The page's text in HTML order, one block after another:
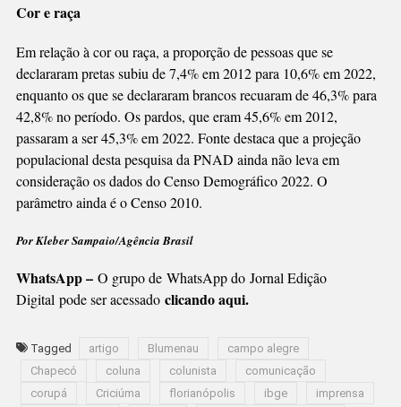
Cor e raça
Em relação à cor ou raça, a proporção de pessoas que se
declararam pretas subiu de 7,4% em 2012 para 10,6% em 2022,
enquanto os que se declararam brancos recuaram de 46,3% para
42,8% no período. Os pardos, que eram 45,6% em 2012,
passaram a ser 45,3% em 2022. Fonte destaca que a projeção
populacional desta pesquisa da PNAD ainda não leva em
consideração os dados do Censo Demográfico 2022. O
parâmetro ainda é o Censo 2010.
Por Kleber Sampaio/Agência Brasil
WhatsApp – O grupo de WhatsApp do Jornal Edição
Digital pode ser acessado clicando aqui.
Tagged artigo Blumenau
campo alegre
Chapecó
coluna colunista
comunicação
corupá
Criciúma florianópolis ibge imprensa